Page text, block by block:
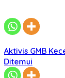
Aktivis GMB
Ditemui